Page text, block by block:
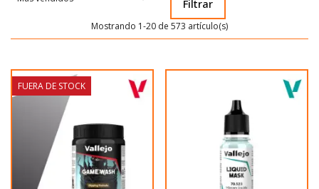
Filtrar
Mostrando 1-20 de 573 artículo(s)
FUERA DE STOCK